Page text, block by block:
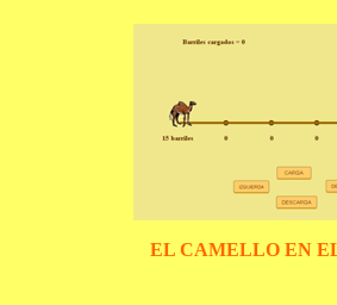
EL CAMELLO EN